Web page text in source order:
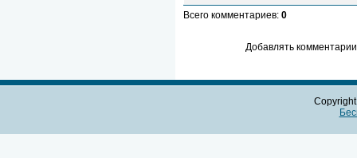
Всего комментариев: 0
Добавлять